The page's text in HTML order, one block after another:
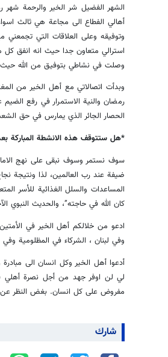
الشهر الفضيل شر الخير والرحمة
أهالي الفطاع الى مجاعة هي ثالث
وتوفيقه وعلى العلاقات التي
استرالي متعاون جدا حيث انه انفق كل
وصلت في نشاطي بتوفيق من الله حيث
رمضان والنية الاستمرار في رفع
الحصار الجائر الذي يمارس في حق
*هل ستتوقف هذه الانشطة المباركة
سوف نستمر وسوف نبقى على نهج الامام
ضيفة عند رب العالمين، لذا ونتيجة
المساعدات والسلل الغذائية للأسر
كان الله في حاجته”، والحديث النبوي
ادعو من خلالكم أهل الخير في
وفي لبنان ، الشركاء في المظلومية
أدعوا أهل الخير وكل انسان الى
لي لن اوفر جهد من أجل نصرة أهلي
مفروض على كل انسان. بغض النظر عن
شارك